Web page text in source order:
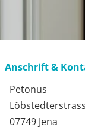
Anschrift &
Petonus
07749 Jena